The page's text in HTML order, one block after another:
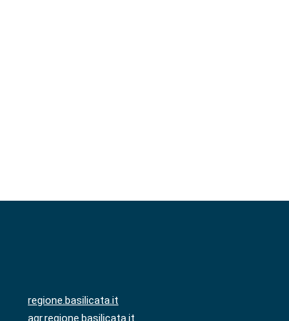
regione.basilicata.it
agr.regione.basilicata.it